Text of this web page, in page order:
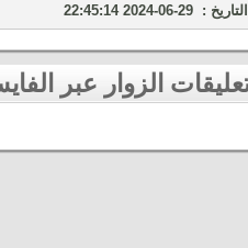
التاريخ : 2024-06-29 22:45:14